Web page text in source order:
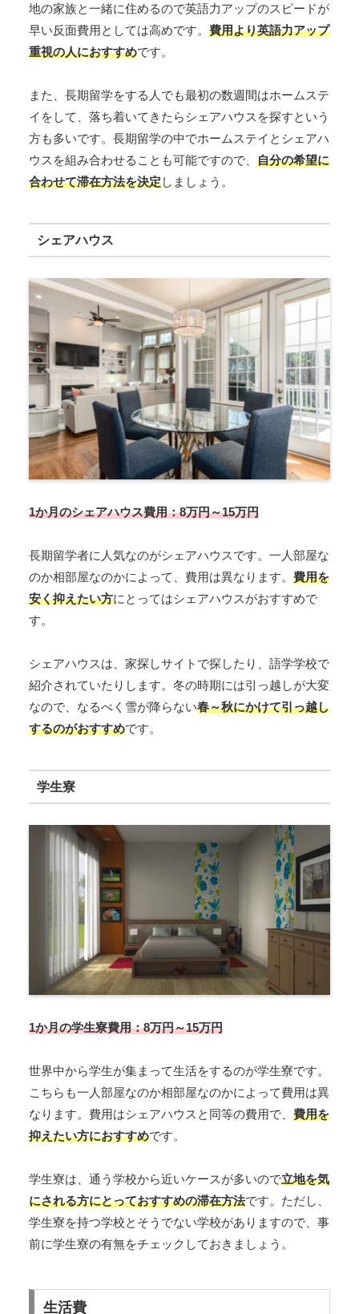
地の家族と一緒に住めるので英語力アップのスピードが
早い反面費用としては高めです。 費用より英語力アップ
重視の人におすすめです。
また、長期留学をする人でも最初の数週間はホームステ
イをして、落ち着いてきたらシェアハウスを探すという
方も多いです。長期留学の中でホームステイとシェアハ
ウスを組み合わせることも可能ですので、 自分の希望に
合わせて滞在方法を決定しましょう。
シェアハウス
1か月のシェアハウス費用：8万円～15万円
長期留学者に人気なのがシェアハウスです。一人部屋な
のか相部屋なのかによって、費用は異なります。 費用を
安く抑えたい方にとってはシェアハウスがおすすめで
す。
シェアハウスは、家探しサイトで探したり、語学学校で
紹介されていたりします。冬の時期には引っ越しが大変
なので、なるべく雪が降らない春～秋にかけて引っ越し
するのがおすすめです。
学生寮
1か月の学生寮費用：8万円～15万円
世界中から学生が集まって生活をするのが学生寮です。
こちらも一人部屋なのか相部屋なのかによって費用は異
なります。費用はシェアハウスと同等の費用で、 費用を
抑えたい方におすすめです。
学生寮は、通う学校から近いケースが多いので立地を気
にされる方にとっておすすめの滞在方法です。ただし、
学生寮を持つ学校とそうでない学校がありますので、事
前に学生寮の有無をチェックしておきましょう。
生活費